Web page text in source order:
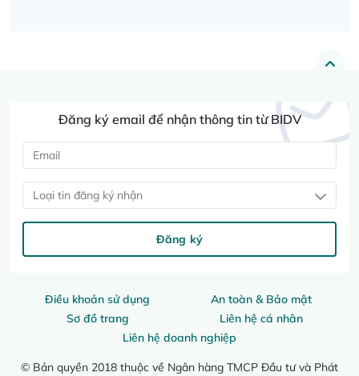
Điều khoản sử dụng
An toàn & Bảo mật
Sơ đồ trang
Liên hệ cá nhân
Liên hệ doanh nghiệp
© Bản quyền 2018 thuộc về Ngân hàng TMCP Đầu tư và Phát
Đăng ký email để nhận thông tin từ BIDV
Loại tin đăng ký nhận
Đăng ký